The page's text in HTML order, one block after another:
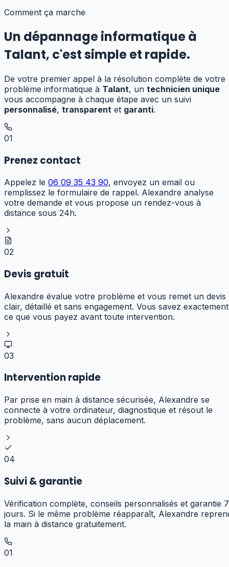
Comment ça marche
Un dépannage informatiqueà
Talant, c'est simple et rapide.
De votre premier appel à la résolution complète de votre
problème informatique à Talant, un technicien unique
vous accompagne à chaque étape avec un suivi
personnalisé, transparent et garanti.
01
Prenez contact
Appelez le 06 09 35 43 90, envoyez un email ou
remplissez le formulaire de rappel. Alexandre analyse
votre demande et vous propose un rendez-vous à
distance sous 24h.
02
Devis gratuit
Alexandre évalue votre problème et vous remet un devis
clair, détaillé et sans engagement. Vous savez exactement
ce que vous payez avant toute intervention.
03
Intervention rapide
Par prise en main à distance sécurisée, Alexandre se
connecte à votre ordinateur, diagnostique et résout le
problème, sans aucun déplacement.
04
Suivi & garantie
Vérification complète, conseils personnalisés et garantie 7
jours. Si le même problème réapparaît, Alexandre
la main à distance gratuitement.
01